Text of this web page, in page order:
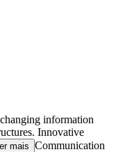
information
Innovative
Ler mais Communication